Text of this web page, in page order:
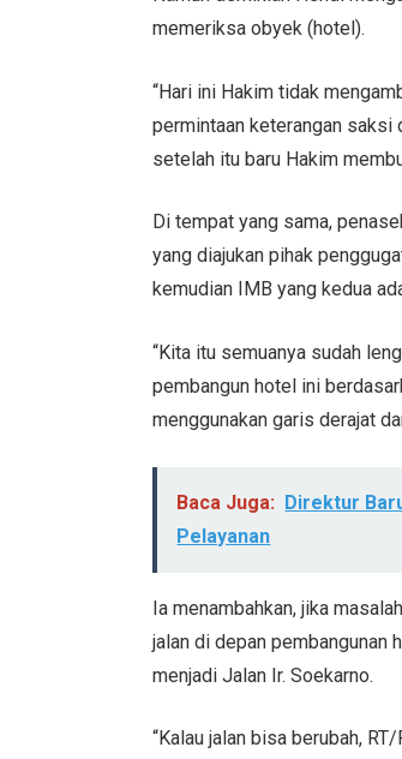
memeriksa obyek (hotel).
“Hari ini Hakim tidak
permintaan keterangan saksi
setelah itu baru Hakim
Di tempat yang sama,
yang diajukan pihak
kemudian IMB yang kedua
“Kita itu semuanya sudah
pembangun hotel ini
menggunakan garis derajat
Baca Juga: Direktur
Pelayanan
Ia menambahkan, jika
jalan di depan pembangunan
menjadi Jalan Ir. Soekarno.
“Kalau jalan bisa berubah,